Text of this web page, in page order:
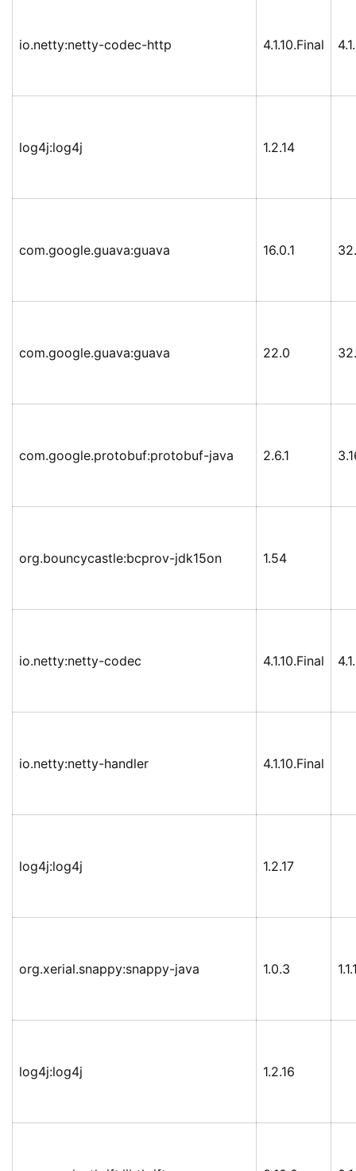
io.netty:netty-codec-http 4.1.10.Final
log4j:log4j 1.2.14
com.google.guava:guava 16.0.1
com.google.guava:guava 22.0
com.google.protobuf:protobuf-java 2.6.1
org.bouncycastle:bcprov-jdk15on 1.54
io.netty:netty-codec 4.1.10.Final
io.netty:netty-handler 4.1.10.Final
log4j:log4j 1.2.17
org.xerial.snappy:snappy-java 1.0.3
log4j:log4j 1.2.16